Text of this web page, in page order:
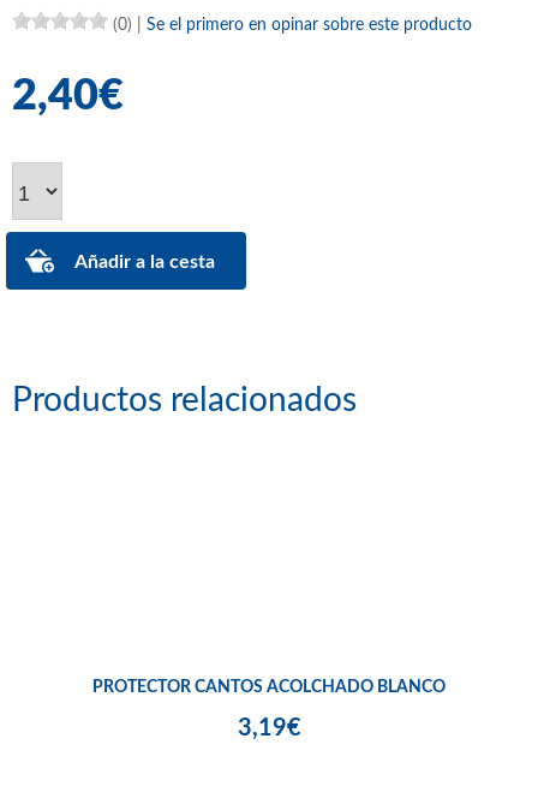
(0) Se el primero en opinar sobre este producto
2,40€
Productos relacionados
PROTECTOR CANTOS ACOLCHADO BLANCO
3,19€